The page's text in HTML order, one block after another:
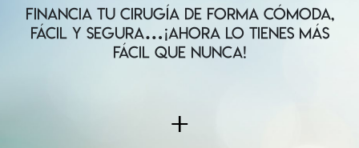
FINANCIA TU CIRUGÍA DE FORMA CÓMODA,
FÁCIL Y SEGURA…¡AHORA LO TIENES MÁS
FÁCIL QUE NUNCA!
+